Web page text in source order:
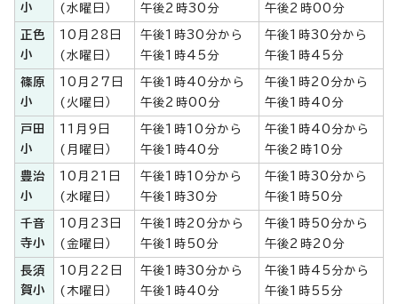
小
(水曜日）
午後2時30分
午後2時00分
正色
小
10月28日
(水曜日）
午後1時30分から
午後1時45分
午後1時30分から
午後1時45分
篠原
小
10月27日
(火曜日）
午後1時40分から
午後2時00分
午後1時20分から
午後1時40分
戸田
小
11月9日
(月曜日）
午後1時10分から
午後1時40分
午後1時40分から
午後2時10分
豊治
小
10月21日
(水曜日）
午後1時10分から
午後1時30分
午後1時30分から
午後1時50分
千音
寺小
10月23日
(金曜日）
午後1時20分から
午後1時50分
午後1時50分から
午後2時20分
長須
賀小
10月22日
(木曜日）
午後1時30分から
午後1時40分
午後1時45分から
午後1時55分